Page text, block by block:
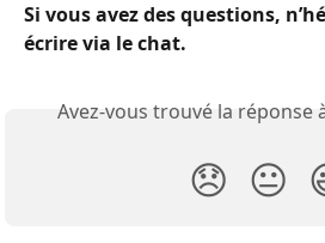
Si vous avez des questions,
écrire via le chat.
Avez-vous trouvé la réponse
😞 😐